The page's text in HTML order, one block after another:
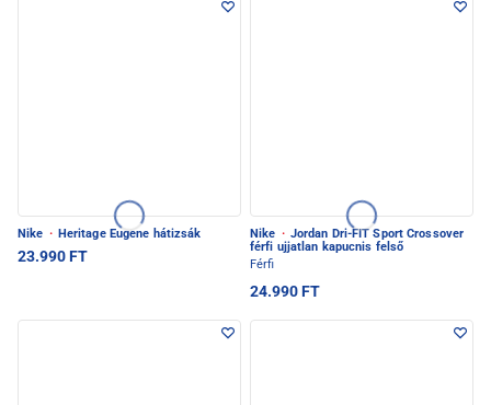
Nike · Heritage Eugene hátizsák
23.990 FT
Nike · Jordan Dri-FIT Sport Crossover
férfi ujjatlan kapucnis felső
Férfi
24.990 FT